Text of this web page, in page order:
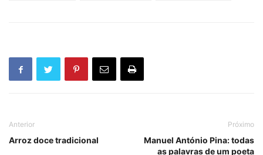
Anterior
Arroz doce tradicional
Próximo
Manuel António Pina: todas
as palavras de um poeta